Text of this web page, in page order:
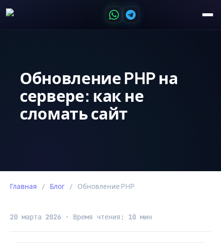
Обновление PHP на
сервере: как не
сломать сайт
Главная / Блог / Обновление PHP
20 марта 2026 · Время чтения: 10 мин